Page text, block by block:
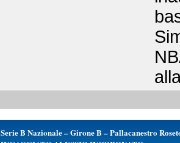
Serie B Nazionale – Girone B – Pallacanestro